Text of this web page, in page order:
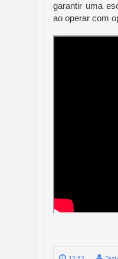
garantir uma
ao operar com